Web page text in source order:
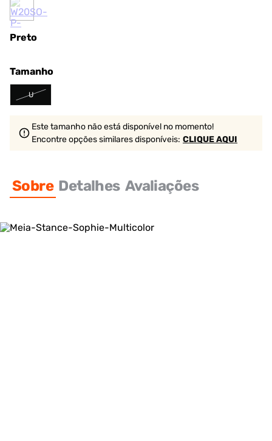
Preto
Tamanho
U
Este tamanho não está disponível no momento!
Encontre opções similaresdisponíveis: CLIQUE AQUI
Sobre Detalhes Avaliações